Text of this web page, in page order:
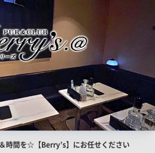
時間を☆【Berry’s】にお任せください